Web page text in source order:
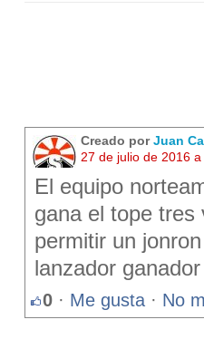
Creado porJuan
27 de julio de 2016
El equipo
gana el tope tres
permitir un
lanzador
0 · Me gusta · No